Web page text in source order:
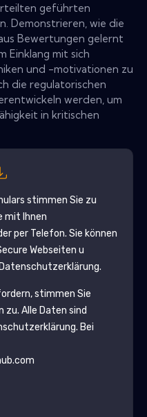
geführten
Demonstrieren, wie die
Bewertungen gelernt
Einklang mit sich
und -motivationen zu
die regulatorischen
werden, um
in kritischen
stimmen Sie zu
mit Ihnen
per Telefon. Sie können
Webseiten u
stimmen Sie
zu. Alle Daten sind
. Bei